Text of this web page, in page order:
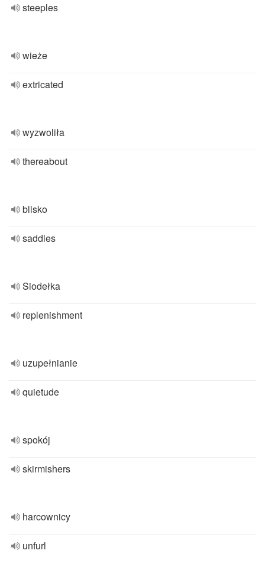
steeples
wieże
extricated
wyzwoliła
thereabout
blisko
saddles
Siodełka
replenishment
uzupełnianie
quietude
spokój
skirmishers
harcownicy
unfurl